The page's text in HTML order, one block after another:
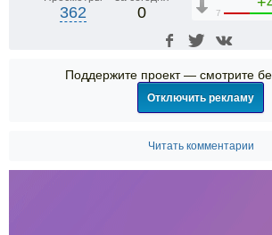
362 0 7
Поддержите проект — смотрите
Отключить рекламу
Читать комментарии